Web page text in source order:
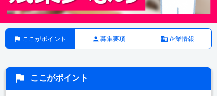
ここがポイント 募集要項 企業情報
ここがポイント